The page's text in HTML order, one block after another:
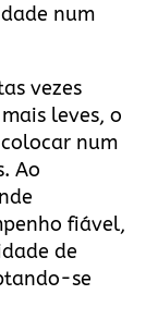
num
vezes
leves, o
num
Ao
fiável,
de
se